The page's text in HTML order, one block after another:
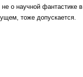
о научной фантастике в
тоже допускается.